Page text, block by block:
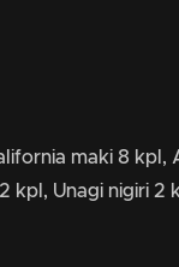
maki 8 kpl,
kpl, Unagi nigiri 2